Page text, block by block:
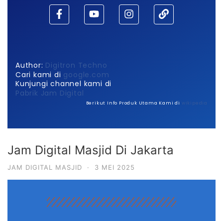
Author: Digitron Techno
Cari kami di google.com
Kunjungi channel kami di
Pabrik Jam Digital
Berikut Info Produk Utama Kami di wikipedia
Jam Digital Masjid Di Jakarta
JAM DIGITAL MASJID · 3 MEI 2025